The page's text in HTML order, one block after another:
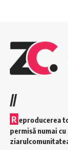
//
R eproducerea
permisă numai